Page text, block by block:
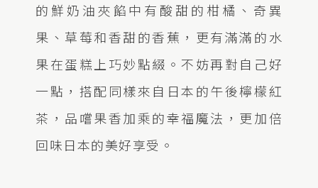
的鮮奶油夾餡中有酸甜的柑橘、奇異
果、草莓和香甜的香蕉，更有滿滿的水
果在蛋糕上巧妙點綴。不妨再對自己好
一點，搭配同樣來自日本的午後檸檬紅
茶，品嚐果香加乘的幸福魔法，更加倍
回味日本的美好享受。